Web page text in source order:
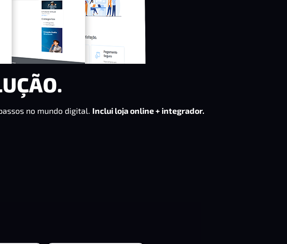
no mundo digital. Inclui loja online + integrador.